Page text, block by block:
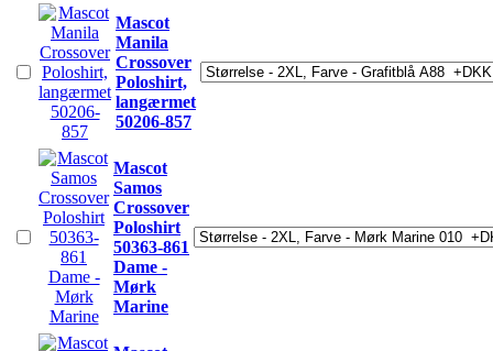
Mascot
Manila
Crossover
Poloshirt,
langærmet
50206-857
Mascot
Samos
Crossover
Poloshirt
50363-861
Dame -
Mørk
Marine